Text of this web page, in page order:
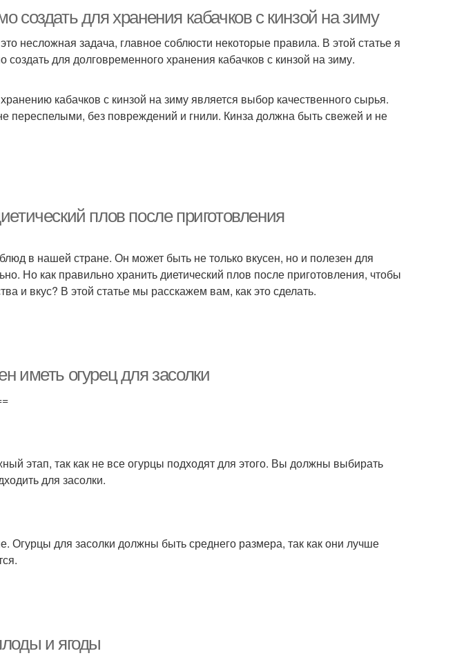
создать для хранения кабачков с кинзой на зиму
несложная задача, главное соблюсти некоторые правила. В этой статье я
создать для долговременного хранения кабачков с кинзой на зиму.
кабачков с кинзой на зиму является выбор качественного сырья.
переспелыми, без повреждений и гнили. Кинза должна быть свежей и не
плов после приготовления
в нашей стране. Он может быть не только вкусен, но и полезен для
Но как правильно хранить диетический плов после приготовления, чтобы
и вкус? В этой статье мы расскажем вам, как это сделать.
иметь огурец для засолки
этап, так как не все огурцы подходят для этого. Вы должны выбирать
для засолки.
Огурцы для засолки должны быть среднего размера, так как они лучше
и ягоды